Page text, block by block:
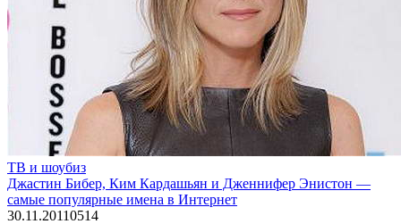
ТВ и шоубиз
Джастин Бибер, Ким Кардашьян и Дженнифер Энистон —
самые популярные имена в Интернет
30.11.20110514